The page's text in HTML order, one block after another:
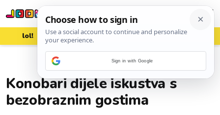
lol! aww vrh! woot?!
Konobari dijele iskustva s
bezobraznim gostima
Sign in with Google